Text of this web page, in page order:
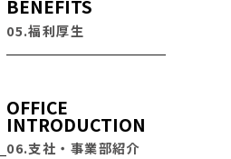
BENEFITS
05.福利厚生
OFFICE
INTRODUCTION
06.支社・事業部紹介